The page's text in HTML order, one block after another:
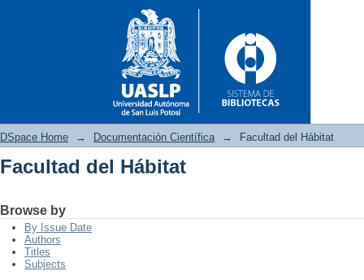
DSpace Home → Documentación Científica → Facultad del Hábitat
Facultad del Hábitat
Browse by
By Issue Date
Authors
Titles
Subjects